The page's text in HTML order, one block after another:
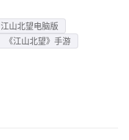
江山北望电脑版
《江山北望》手游